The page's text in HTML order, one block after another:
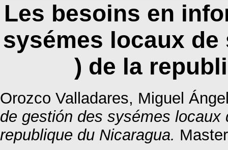
Les besoins en
sysémes locaux
) de la
Orozco Valladares, Miguel
de gestión des sysémes
republique du Nicaragua.